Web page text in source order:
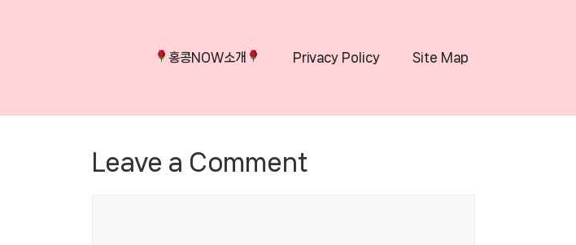
홍콩NOW소개 Privacy Policy Site Map
Leave a Comment